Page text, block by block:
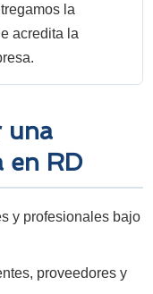
la
acredita la
una
en RD
y profesionales bajo
proveedores y